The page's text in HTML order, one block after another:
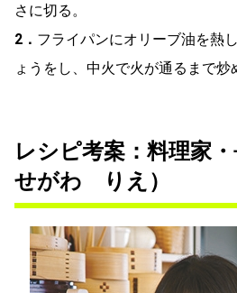
さに切る。
2． フライパンにオリーブ油を熱し
ょうをし、中火で火が通るまで炒
レシピ考案：料理家
せがわ りえ）